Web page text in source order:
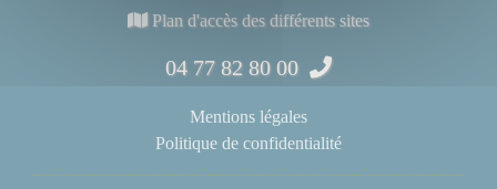
Plan d'accès des différents sites
04 77 82 80 00
Mentions légales
Politique de confidentialité